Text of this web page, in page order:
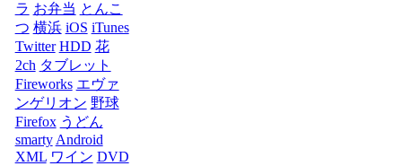
ラ お弁当 とんこ
つ 横浜 iOS iTunes
Twitter HDD 花
2ch タブレット
Fireworks エヴァ
ンゲリオン 野球
Firefox うどん
smarty Android
XML ワイン DVD